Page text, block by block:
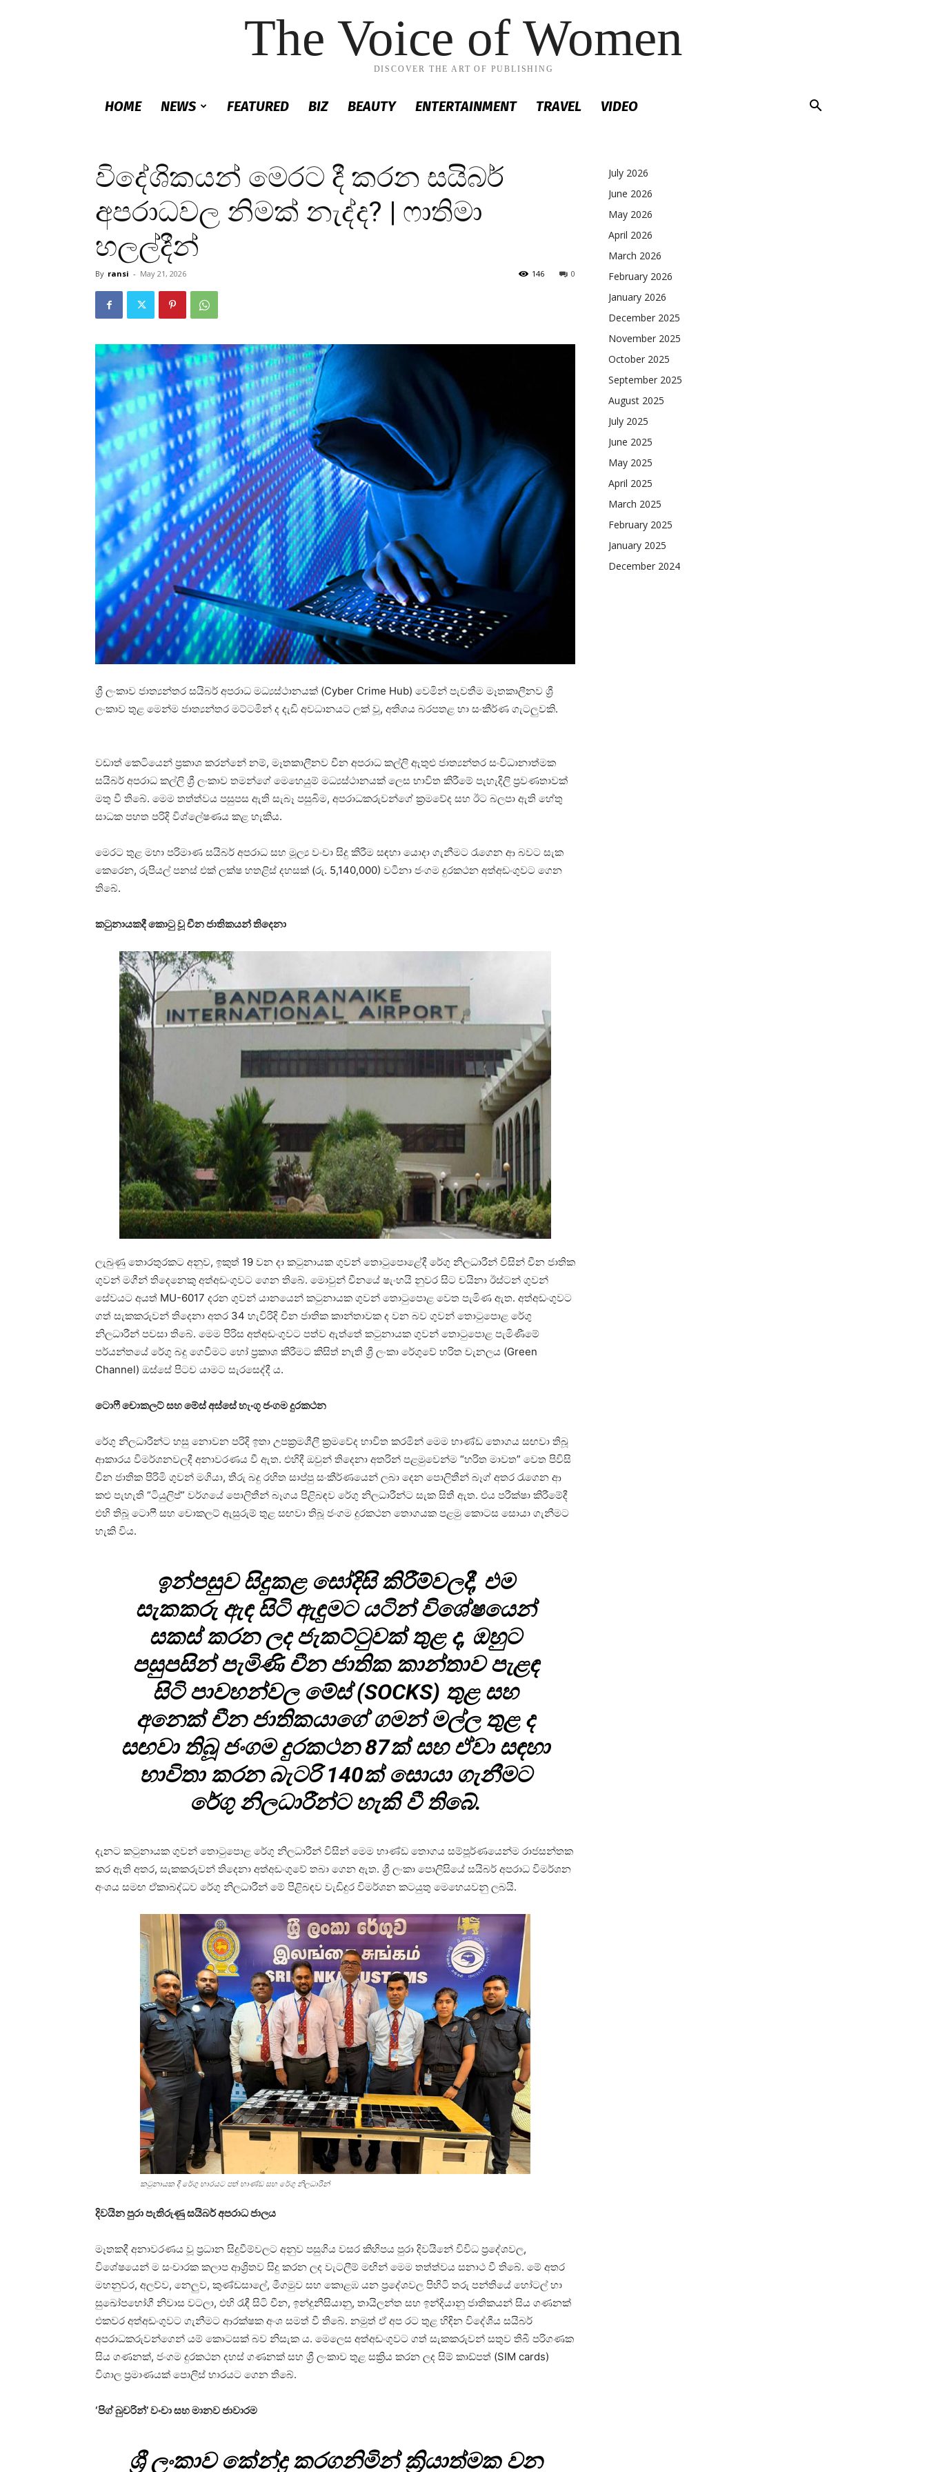
The Voice of Women
DISCOVER THE ART OF PUBLISHING
HOME NEWS FEATURED BIZ BEAUTY ENTERTAINMENT TRAVEL VIDEO
විදේශිකයන් මෙරට දී කරන සයිබර්
අපරාධවල නිමක් නැද්ද? | ෆාතිමා
හලල්දීන්
By ransi - May 21, 2026 0
146
ශ්‍රී ලංකාව ජාත්‍යන්තර සයිබර් අපරාධ මධ්‍යස්ථානයක් (Cyber Crime Hub) වෙමින් පැවතීම මෑතකාලීනව ශ්‍රී
ලංකාව තුළ මෙන්ම ජාත්‍යන්තර මට්ටමින් ද දැඩි අවධානයට ලක් වූ, අතිශය බරපතළ හා සංකීර්ණ ගැටලුවකි.
වඩාත් කෙටියෙන් ප්‍රකාශ කරන්නේ නම්, මෑතකාලීනව චීන අපරාධ කල්ලි ඇතුළු ජාත්‍යන්තර සංවිධානාත්මක
සයිබර් අපරාධ කල්ලි ශ්‍රී ලංකාව තමන්ගේ මෙහෙයුම් මධ්‍යස්ථානයක් ලෙස භාවිත කිරීමේ පැහැදිලි ප්‍රවණතාවක්
මතු වී තිබේ. මෙම තත්ත්වය පසුපස ඇති සැබෑ පසුබිම, අපරාධකරුවන්ගේ ක්‍රමවේද සහ ඊට බලපා ඇති හේතු
සාධක පහත පරිදි විශ්ලේෂණය කළ හැකිය.
මෙරට තුළ මහා පරිමාණ සයිබර් අපරාධ සහ මූල්‍ය වංචා සිදු කිරීම සඳහා යොදා ගැනීමට රැගෙන ආ බවට සැක
කෙරෙන, රුපියල් පනස් එක් ලක්ෂ හතළිස් දහසක් (රු. 5,140,000) වටිනා ජංගම දුරකථන අත්අඩංගුවට ගෙන
තිබේ.
කටුනායකදී කොටු වූ චීන ජාතිකයන් තිදෙනා
ලැබුණු තොරතුරකට අනුව, ඉකුත් 19 වන දා කටුනායක ගුවන් තොටුපොළේදී රේගු නිලධාරීන් විසින් චීන ජාතික
ගුවන් මගීන් තිදෙනෙකු අත්අඩංගුවට ගෙන තිබේ. මොවුන් චීනයේ ෂැංහයි නුවර සිට චයිනා ඊස්ටන් ගුවන්
සේවයට අයත් MU-6017 දරන ගුවන් යානයෙන් කටුනායක ගුවන් තොටුපොළ වෙත පැමිණ ඇත. අත්අඩංගුවට
ගත් සැකකරුවන් තිදෙනා අතර 34 හැවිරිදි චීන ජාතික කාන්තාවක ද වන බව ගුවන් තොටුපොළ රේගු
නිලධාරීන් පවසා තිබේ. මෙම පිරිස අත්අඩංගුවට පත්ව ඇත්තේ කටුනායක ගුවන් තොටුපොළ පැමිණීමේ
පර්යන්තයේ රේගු බදු ගෙවීමට හෝ ප්‍රකාශ කිරීමට කිසිත් නැති ශ්‍රී ලංකා රේගුවේ හරිත චැනලය (Green
Channel) ඔස්සේ පිටව යාමට සැරසෙද්දී ය.
ටොෆී චොකලට් සහ මේස් අස්සේ හැංගූ ජංගම දුරකථන
රේගු නිලධාරීන්ට හසු නොවන පරිදි ඉතා උපක්‍රමශීලී ක්‍රමවේද භාවිත කරමින් මෙම භාණ්ඩ තොගය සඟවා තිබූ
ආකාරය විමර්ශනවලදී අනාවරණය වී ඇත. එහිදී ඔවුන් තිදෙනා අතරින් පළමුවෙන්ම “හරිත මාවත” වෙත පිවිසි
චීන ජාතික පිරිමි ගුවන් මගියා, තීරු බදු රහිත සාප්පු සංකීර්ණයෙන් ලබා දෙන පොලිතීන් බෑග් අතර රැගෙන ආ
කළු පැහැති “ටියුලිප්” වර්ගයේ පොලිතීන් බෑගය පිළිබඳව රේගු නිලධාරීන්ට සැක සිතී ඇත. එය පරීක්ෂා කිරීමේදී
එහි තිබූ ටොෆී සහ චොකලට් ඇසුරුම් තුළ සඟවා තිබූ ජංගම දුරකථන තොගයක පළමු කොටස සොයා ගැනීමට
හැකි විය.
ඉන්පසුව සිදුකළ සෝදිසි කිරීම්වලදී, එම
සැකකරු ඇඳ සිටි ඇඳුමට යටින් විශේෂයෙන්
සකස් කරන ලද ජැකට්ටුවක් තුළ ද, ඔහුට
පසුපසින් පැමිණි චීන ජාතික කාන්තාව පැළඳ
සිටි පාවහන්වල මේස් (SOCKS) තුළ සහ
අනෙක් චීන ජාතිකයාගේ ගමන් මල්ල තුළ ද
සඟවා තිබූ ජංගම දුරකථන 87ක් සහ ඒවා සඳහා
භාවිතා කරන බැටරි 140ක් සොයා ගැනීමට
රේගු නිලධාරීන්ට හැකි වී තිබේ.
දැනට කටුනායක ගුවන් තොටුපොළ රේගු නිලධාරීන් විසින් මෙම භාණ්ඩ තොගය සම්පූර්ණයෙන්ම රාජසන්තක
කර ඇති අතර, සැකකරුවන් තිදෙනා අත්අඩංගුවේ තබා ගෙන ඇත. ශ්‍රී ලංකා පොලිසියේ සයිබර් අපරාධ විමර්ශන
අංශය සමඟ ඒකාබද්ධව රේගු නිලධාරීන් මේ පිළිබඳව වැඩිදුර විමර්ශන කටයුතු මෙහෙයවනු ලබයි.
කටුනායක දී රේගු භාරයට පත් භාණ්ඩ සහ රේගු නිලධාරීන්
දිවයින පුරා පැතිරුණු සයිබර් අපරාධ ජාලය
මෑතකදී අනාවරණය වූ ප්‍රධාන සිදුවීම්වලට අනුව පසුගිය වසර කිහිපය පුරා දිවයිනේ විවිධ ප්‍රදේශවල,
විශේෂයෙන් ම සංචාරක කලාප ආශ්‍රිතව සිදු කරන ලද වැටලීම් මඟින් මෙම තත්ත්වය සනාථ වී තිබේ. මේ අතර
මහනුවර, අලව්ව, නෙලුව, කුණ්ඩසාලේ, මීගමුව සහ කොළඹ යන ප්‍රදේශවල පිහිටි තරු පන්තියේ හෝටල් හා
සුඛෝපභෝගී නිවාස වටලා, එහි රැඳී සිටි චීන, ඉන්දුනීසියානු, තායිලන්ත සහ ඉන්දියානු ජාතිකයන් සිය ගණනක්
එකවර අත්අඩංගුවට ගැනීමට ආරක්ෂක අංශ සමත් වී තිබේ. නමුත් ඒ අප රට තුළ හිඳින විදේශීය සයිබර්
අපරාධකරුවන්ගෙන් යම් කොටසක් බව නිසැක ය. මෙලෙස අත්අඩංගුවට ගත් සැකකරුවන් සතුව තිබී පරිගණක
සිය ගණනක්, ජංගම දුරකථන දහස් ගණනක් සහ ශ්‍රී ලංකාව තුළ සක්‍රිය කරන ලද සිම් කාඩ්පත් (SIM cards)
විශාල ප්‍රමාණයක් පොලිස් භාරයට ගෙන තිබේ.
‘පිග් බුචරින්’ වංචා සහ මානව ජාවාරම
ශ්‍රී ලංකාව කේන්ද්‍ර කරගනිමින් ක්‍රියාත්මක වන
July 2026
June 2026
May 2026
April 2026
March 2026
February 2026
January 2026
December 2025
November 2025
October 2025
September 2025
August 2025
July 2025
June 2025
May 2025
April 2025
March 2025
February 2025
January 2025
December 2024